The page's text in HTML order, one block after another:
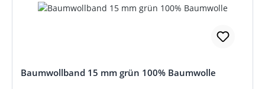
Baumwollband 15 mm grün 100% Baumwolle